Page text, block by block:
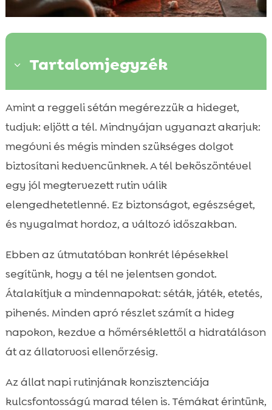
3 Tartalomjegyzék
 Bevezetés a téli hónapokra: miért fontos a
következetes napi rend?
Kültéri séták optimalizálása hidegben
Benti aktivitások és mentális lefárasztás
Táplálás és hidratálás télen
CricksyDog ajánlások a téli etetési rutinhoz
Ruházat és tappancsvédelem a fagyos
napokra
 kutya tél viselkedési rutin
 Biztonság kint és bent: hőmérséklet,
jegesedés, mérgező anyagok
Pihenés, alvás és regeneráció támogatása
Szocializáció és kontrollált találkozások
télen
Beltéri higiénia és szőrápolás hideg időben
 Egészségmegőrzés és állatorvosi
Amint a reggeli sétán megérezzük a hideget,
tudjuk: eljött a tél. Mindnyájan ugyanazt akarjuk:
megóvni és mégis minden szükséges dolgot
biztosítani kedvencünknek. A tél beköszöntével
egy jól megtervezett rutin válik
elengedhetetlenné. Ez biztonságot, egészséget,
és nyugalmat hordoz, a változó időszakban.
Ebben az útmutatóban konkrét lépésekkel
segítünk, hogy a tél ne jelentsen gondot.
Átalakítjuk a mindennapokat: séták, játék, etetés,
pihenés. Minden apró részlet számít a hideg
napokon, kezdve a hőmérséklettől a hidratáláson
át az állatorvosi ellenőrzésig.
Az állat napi rutinjának konzisztenciája
kulcsfontosságú marad télen is. Témákat érintünk,